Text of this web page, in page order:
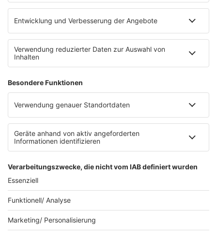
barba radio App
Impressum
Datenschutz Facebook & Instagram
Datenschutzeinstellungen
Clubbedingungen
Werbung schalten
Waffel-Werbepartner
80s80s.de
90s90s.de
Schlagerplanetradio.com
1deutsch.de
WEIHNACHTSMUSIK.FM
© barba radio. Ein Baby von Barbara Schöneberger und
REGIOCAST.